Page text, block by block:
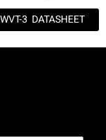
המתמר מזווד
WVT-3 MANUAL
WVT-3 DATASHEET